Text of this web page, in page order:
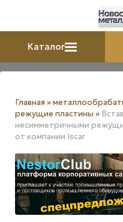
Каталог
Главная »
режущие пластины »
несимметричными
от компании Iscar